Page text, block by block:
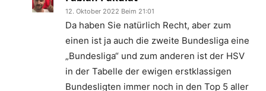
12. Oktober 2022 Beim 21:01
Da haben Sie natürlich Recht, aber zum
einen ist ja auch die zweite Bundesliga eine
„Bundesliga“ und zum anderen ist der HSV
in der Tabelle der ewigen erstklassigen
Bundesligten immer noch in den Top 5 aller